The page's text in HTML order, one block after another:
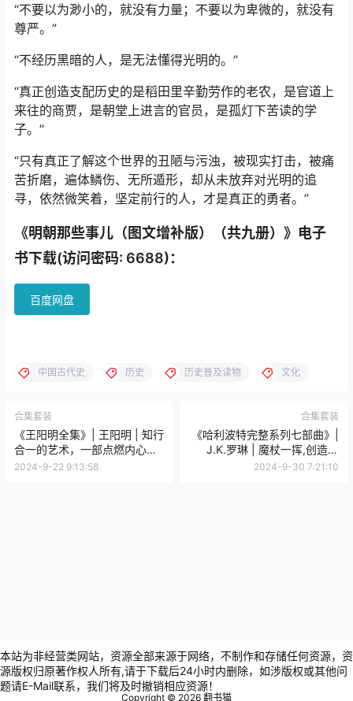
“不要以为渺小的，就没有力量；不要以为卑微的，就没有
尊严。”
“不经历黑暗的人，是无法懂得光明的。”
“真正创造支配历史的是稻田里辛勤劳作的老农，是官道上
来往的商贾，是朝堂上进言的官员，是孤灯下苦读的学
子。”
“只有真正了解这个世界的丑陋与污浊，被现实打击，被痛
苦折磨，遍体鳞伤、无所遁形，却从未放弃对光明的追
寻，依然微笑着，坚定前行的人，才是真正的勇者。”
《明朝那些事儿（图文增补版）（共九册）》电子
书下载(访问密码: 6688)：
百度网盘
中国古代史 历史 历史普及读物 文化
合集套装
《王阳明全集》| 王阳明 | 知行
合一的艺术，一部点燃内心光
芒的心学圣经
2024-9-22 9:13:58
合集套装
《哈利波特完整系列七部曲》|
J.K.罗琳 | 魔杖一挥,创造奇
迹，哈利·波特的魔法如何跨越
2024-9-30 7:21:10
本站为非经营类网站，资源全部来源于网络，不制作和存储任何资源，资
源版权归原著作权人所有,请于下载后24小时内删除，如涉版权或其他问
题请E-Mail联系，我们将及时撤销相应资源！
Copyright © 2026 翻书猫